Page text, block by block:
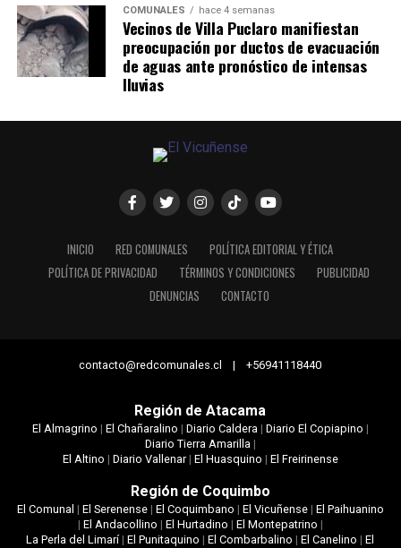
COMUNALES hace 4 semanas
Vecinos de Villa Puclaro manifiestan
preocupación por ductos de evacuación
de aguas ante pronóstico de intensas
lluvias
INICIO RED COMUNALES
POLÍTICA EDITORIAL Y ÉTICA
POLÍTICA DE PRIVACIDAD
TÉRMINOS Y CONDICIONES
PUBLICIDAD
DENUNCIAS
CONTACTO
contacto@redcomunales.cl | +56941118440
Región de Atacama
El Almagrino | El Chañaralino | Diario Caldera| Diario El Copiapino |
Diario Tierra Amarilla|
El Altino | Diario Vallenar| El Huasquino | El Freirinense
Región de Coquimbo
El Comunal | El Serenense| El Coquimbano | El Vicuñense| El Paihuanino
| El Andacollino | El Hurtadino | El Montepatrino |
La Perla del Limarí|El Punitaquino |El Combarbalino |El Canelino |El